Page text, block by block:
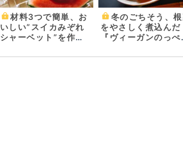
材料3つで簡単、お
いしい”スイカみぞれ
シャーベット”を作ろ
冬のごちそう、
をやさしく煮込んだ
『ヴィーガンのっ